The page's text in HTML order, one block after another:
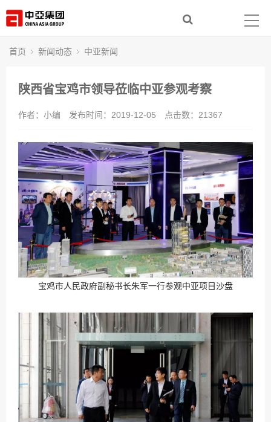
新闻动态
人力资源
联系我们
首页 新闻动态 中亚新闻
陕西省宝鸡市领导莅临中亚参观考察
作者：小编 发布时间：2019-12-05 点击数： 21367
宝鸡市人民政府副秘书长朱军一行参观中亚项目沙盘